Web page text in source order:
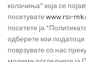
колачиња” која се
посетувате www.rsi-
посетете ја
одберете кои податоци
поврзувате со нас